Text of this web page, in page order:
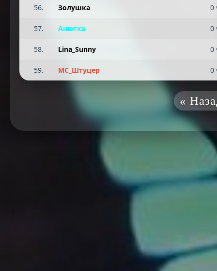
56. Золушка 0
57. Анютка 0
58. Lina_Sunny 0
59. МС_Штуцер 0
«